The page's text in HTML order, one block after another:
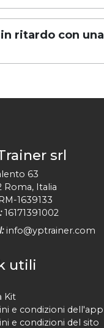
in ritardo con una
srl
63
Roma, Italia
RM-1639133
16171391002
info@yptrainer.com
utili
Kit
e condizioni dell'app
e condizioni del sito